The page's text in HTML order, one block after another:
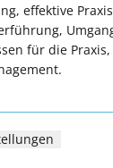
effektive
für die